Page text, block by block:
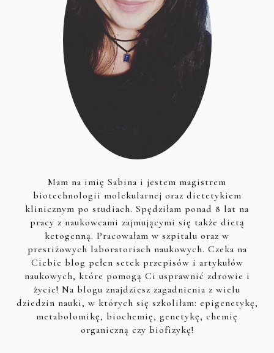
Mam na imię Sabina i jestem magistrem
biotechnologii molekularnej oraz dietetykiem
klinicznym po studiach. Spędziłam ponad 8 lat na
pracy z naukowcami zajmującymi się także dietą
ketogenną. Pracowałam w szpitalu oraz w
prestiżowych laboratoriach naukowych. Czeka na
Ciebie blog pełen setek przepisów i artykułów
naukowych, które pomogą Ci usprawnić zdrowie i
życie! Na blogu znajdziesz zagadnienia z wielu
dziedzin nauki, w których się szkoliłam: epigenetykę,
metabolomikę, biochemię, genetykę, chemię
organiczną czy biofizykę!